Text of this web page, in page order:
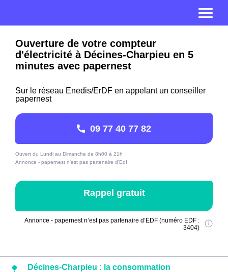
Ouverture de votre compteur
d'électricité à Décines-Charpieu en 5
minutes avec papernest
Sur le réseau Enedis/ErDF en appelant un conseiller
papernest
09 77 40 77 82
Ouvert du Lundi au Dimanche de 8h00 à 21h
Annonce - papernest n'est pas partenaire d'Edf
Rappel gratuit
Annonce - papernest n’est pas partenaire d’EDF (numéro EDF :
3404)
Décines-Charpieu : la consommation